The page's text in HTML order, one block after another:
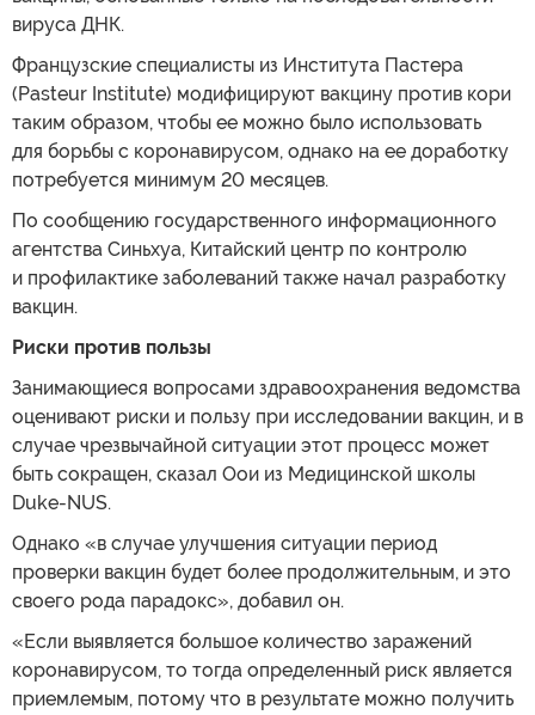
вируса ДНК.
Французские специалисты из Института Пастера
(Pasteur Institute) модифицируют вакцину против кори
таким образом, чтобы ее можно было использовать
для борьбы с коронавирусом, однако на ее доработку
потребуется минимум 20 месяцев.
По сообщению государственного информационного
агентства Синьхуа, Китайский центр по контролю
и профилактике заболеваний также начал разработку
вакцин.
Риски против пользы
Занимающиеся вопросами здравоохранения ведомства
оценивают риски и пользу при исследовании вакцин, и в
случае чрезвычайной ситуации этот процесс может
быть сокращен, сказал Оои из Медицинской школы
Duke-NUS.
Однако «в случае улучшения ситуации период
проверки вакцин будет более продолжительным, и это
своего рода парадокс», добавил он.
«Если выявляется большое количество заражений
коронавирусом, то тогда определенный риск является
приемлемым, потому что в результате можно получить